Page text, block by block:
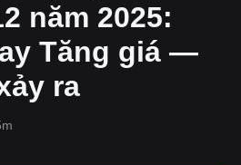
năm 2025:
Tăng giá —
ra